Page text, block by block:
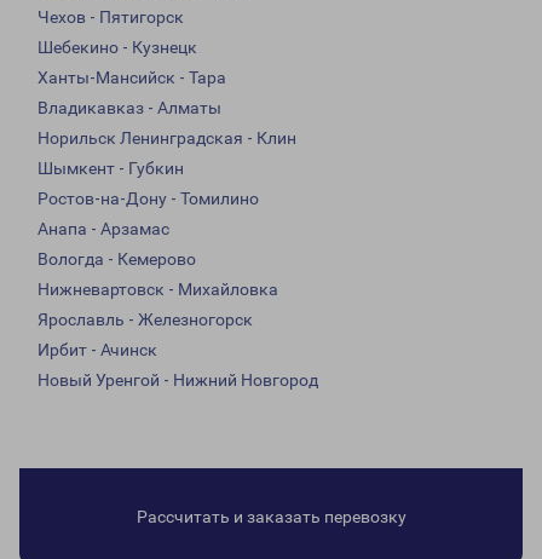
Чехов - Пятигорск
Шебекино - Кузнецк
Ханты-Мансийск - Тара
Владикавказ - Алматы
Норильск Ленинградская - Клин
Шымкент - Губкин
Ростов-на-Дону - Томилино
Анапа - Арзамас
Вологда - Кемерово
Нижневартовск - Михайловка
Ярославль - Железногорск
Ирбит - Ачинск
Новый Уренгой - Нижний Новгород
Рассчитать и заказать перевозку